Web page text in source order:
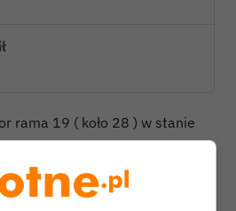
rama 19 ( koło 28 ) w stanie
osprzęt , błotniki
,zapięcie do roweru U – lock